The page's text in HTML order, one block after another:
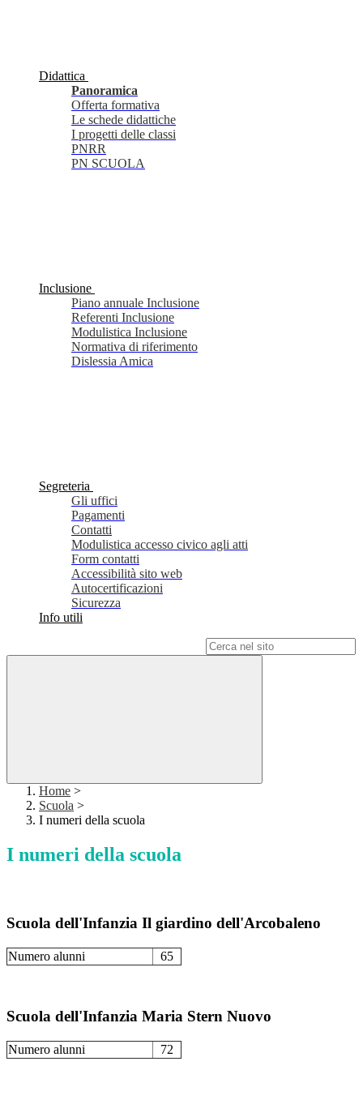
Didattica
Panoramica
Offerta formativa
Le schede didattiche
I progetti delle classi
PNRR
PN SCUOLA
Inclusione
Piano annuale Inclusione
Referenti Inclusione
Modulistica Inclusione
Normativa di riferimento
Dislessia Amica
Segreteria
Gli uffici
Pagamenti
Contatti
Modulistica accesso civico agli atti
Form contatti
Accessibilità sito web
Autocertificazioni
Sicurezza
Info utili
Home >
Scuola >
I numeri della scuola
I numeri della scuola
Scuola dell'Infanzia Il giardino dell'Arcobaleno
Numero alunni 65
Scuola dell'Infanzia Maria Stern Nuovo
Numero alunni 72